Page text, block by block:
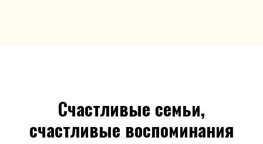
Счастливые семьи,
счастливые воспоминания